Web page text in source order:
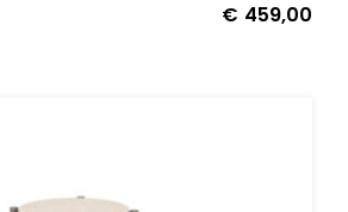
€ 459,00